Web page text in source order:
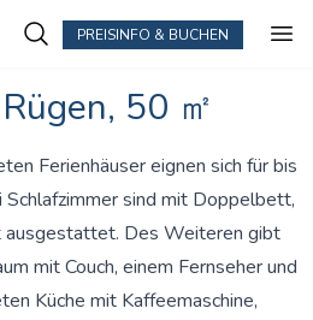
PREISINFO & BUCHEN
50 ㎡
Ferienhäuser eignen sich für bis
Schlafzimmer sind mit Doppelbett,
Des Weiteren gibt
mit Couch, einem Fernseher und
Küche mit Kaffeemaschine,